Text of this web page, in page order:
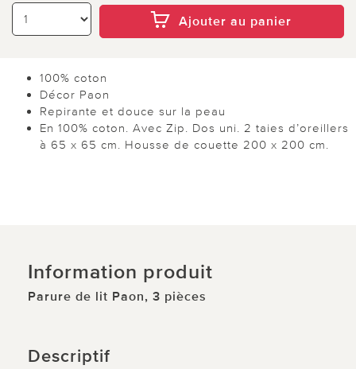
Ajouter au panier
100% coton
Décor Paon
Repirante et douce sur la peau
En 100% coton. Avec Zip. Dos uni. 2 taies d’oreillers
à 65 x 65 cm. Housse de couette 200 x 200 cm.
Information produit
Parure de lit Paon, 3 pièces
Descriptif